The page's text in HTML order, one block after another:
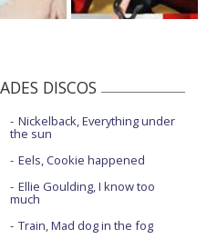
DISCOS
Nickelback, Everything under
the sun
Eels, Cookie happened
Ellie Goulding, I know too
much
Train, Mad dog in the fog